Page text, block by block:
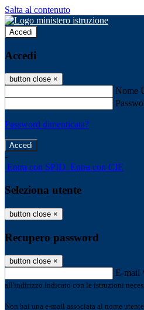
Salta al contenuto
Accedi
Accedi
button close ×
Nome
Password dimenticata?
-
Entra con SPID Entra con CIE
Seleziona utente
button close ×
Recupero password
button close ×
E-mail
all'indirizzo indicato con le istruzioni
Non hai una e-mail associata al nome